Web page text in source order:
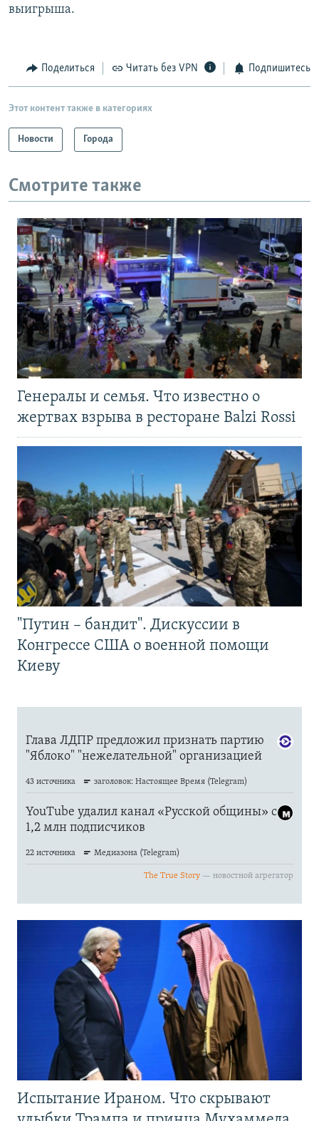
выигрыша.
Поделиться Читать без VPN Подпишитесь
Этот контент также в категориях
Новости Города
Смотрите также
Генералы и семья. Что известно о
жертвах взрыва в ресторане Balzi Rossi
"Путин – бандит". Дискуссии в
Конгрессе США о военной помощи
Киеву
Испытание Ираном. Что скрывают